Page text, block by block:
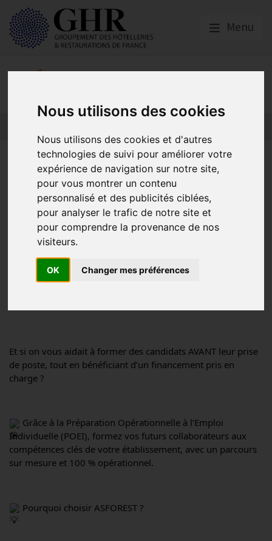
Nous utilisons des cookies
Nous utilisons des cookies et d'autres
technologies de suivi pour améliorer votre
expérience de navigation sur notre site,
pour vous montrer un contenu
personnalisé et des publicités ciblées,
pour analyser le trafic de notre site et
pour comprendre la provenance de nos
visiteurs.
OK Changer mes préférences
Menu
Financez la formation de vos
futurs employés grâce à la
POEI
05/05/2025
Et si on vous aidait à former des candidats AVANT leur prise
de poste, tout en bénéficiant d’un financement pris en
charge ?
Grâce à la Préparation Opérationnelle à l’Emploi
Individuelle (POEI), formez vos futurs collaborateurs aux
compétences clés de votre établissement, avec un parcours
sur mesure et 100 % opérationnel.
Pourquoi choisir ASFOREST ?